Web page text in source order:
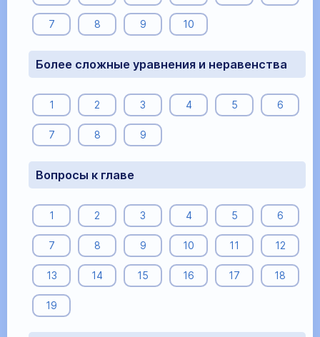
7 8 9 10
Более сложные уравнения и неравенства
1 2 3 4 5 6
7 8 9
Вопросы к главе
1 2 3 4 5 6
7 8 9 10 11 12
13 14 15 16 17 18
19